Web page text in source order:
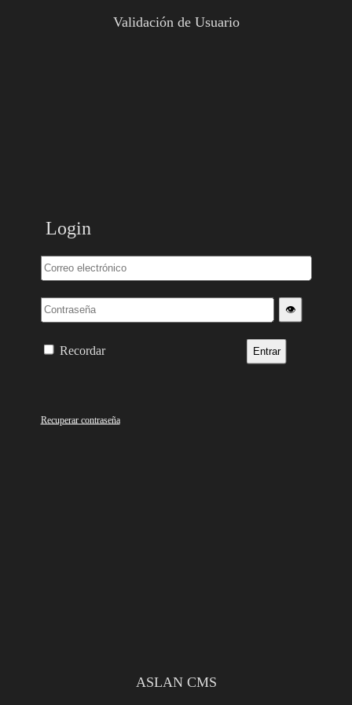
Validación de Usuario
Login
👁️
Recordar Entrar
Recuperar contraseña
ASLAN CMS